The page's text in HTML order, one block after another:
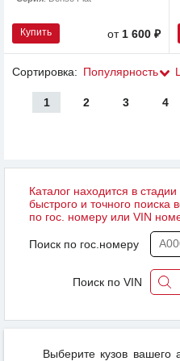
Купить от1 600 ₽
Сортировка: Популярность
1 2 3 4
Каталог находится в
быстрого и точного поиска
по гос. номеру или VIN
Поиск по гос.номеру
Поиск по VIN
Выберите кузов вашего